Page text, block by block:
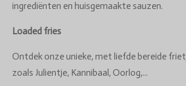
ingrediënten en huisgemaakte sauzen.
Loaded fries
Ontdek onze unieke, met liefde bereide
zoals Julientje, Kannibaal, Oorlog,...